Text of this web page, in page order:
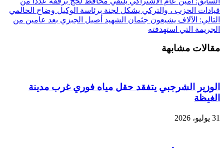
قيادات الحزب ، والتركي يشكل لجنة برئاسة الوكيل وضاح الحالمي
التالي: الآلاف يشيعون جثمان الشهيد أصيل الجبزي بعد عامين من
الجريمة التي استهدفته
مقالات مشابهة
الوزير الشرجبي يتفقد حقل مياه فوري غرب مدينة
الغيظة
31 يوليو، 2026